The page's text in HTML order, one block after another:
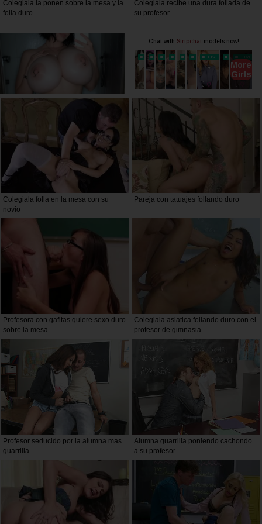
Colegiala la ponen sobre la mesa y la
folla duro
Colegiala recibe una dura follada de
su profesor
Colegiala folla en la mesa con su
novio
Pareja con tatuajes follando duro
Profesora con gafitas quiere sexo duro
sobre la mesa
Colegiala asiatica follando duro con el
profesor de gimnasia
Profesor seducido por la alumna mas
guarrilla
Alumna guarrilla poniendo cachondo
a su profesor